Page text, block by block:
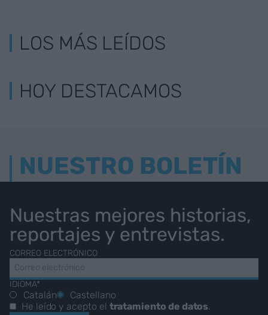
LOS MÁS LEÍDOS
HOY DESTACAMOS
NUESTRO BOLETÍN
Nuestras mejores historias,
reportajes y entrevistas.
CORREO ELECTRÓNICO
IDIOMA*
Catalán
Castellano
He leído y acepto el tratamiento de datos